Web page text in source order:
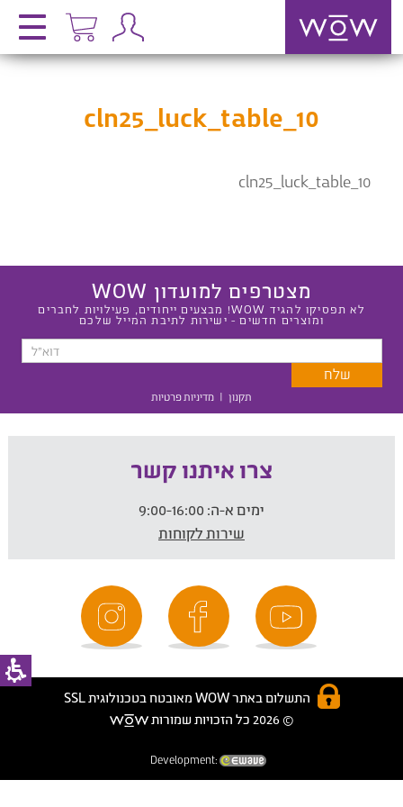
cln25_luck_table_10
cln25_luck_table_10
מצטרפים למועדון WOW
לא תפסיקו להגיד WOW! מבצעים ייחודים, פעילויות לחברים
ומוצרים חדשים - ישירות לתיבת המייל שלכם
תקנון | מדיניות פרטיות
צרו איתנו קשר
ימים א-ה:
שירות לקוחות
התשלום באתר WOW מאובטח בטכנולוגית SSL
© 2026 כל הזכויות שמורות
Development: